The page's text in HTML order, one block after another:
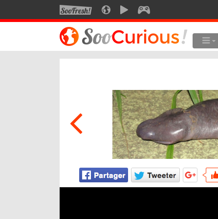
SOOFRESHSOOCURIOUSSOOMOTION
Voyage
Multimédia
Style de vie
Technologie